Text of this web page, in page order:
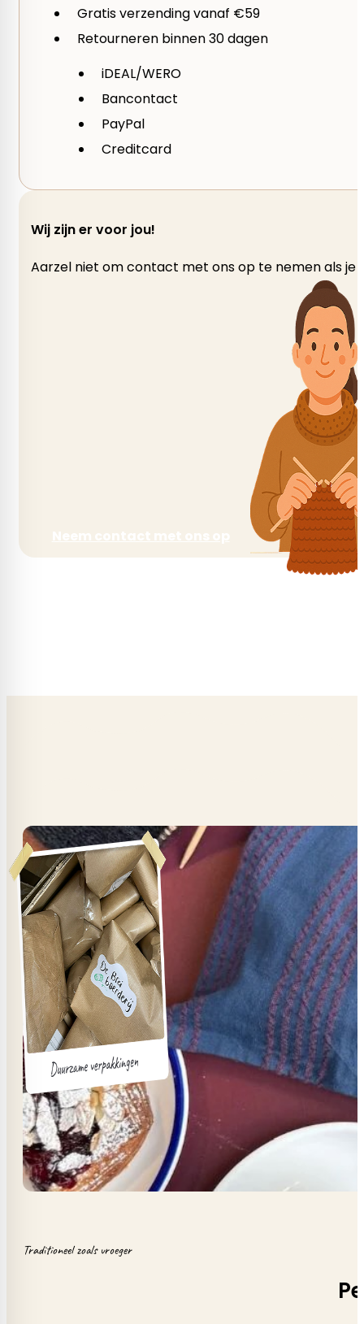
Gratis verzending vanaf €59
Retourneren binnen 30 dagen
iDEAL/WERO
Bancontact
PayPal
Creditcard
Wij zijn er voor jou!
Aarzel niet om contact met ons op te nemen als
Traditioneel zoals vroeger